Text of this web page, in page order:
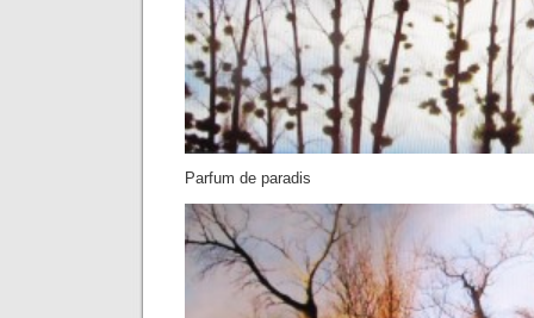
Parfum de paradis